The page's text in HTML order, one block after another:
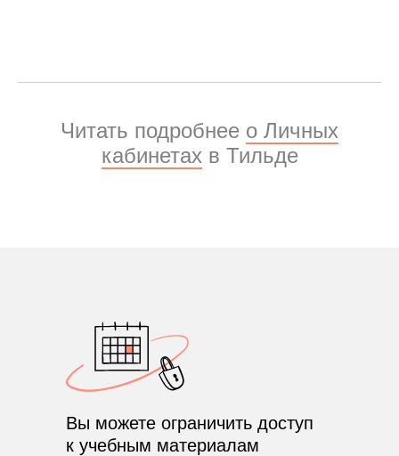
Читать подробнее о Личных
кабинетах в Тильде
Вы можете ограничить доступ
к учебным материалам